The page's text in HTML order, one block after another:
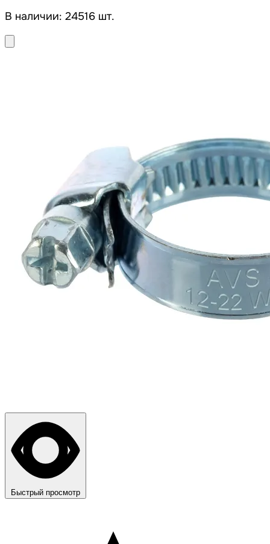
В наличии: 24516 шт.
Быстрый просмотр